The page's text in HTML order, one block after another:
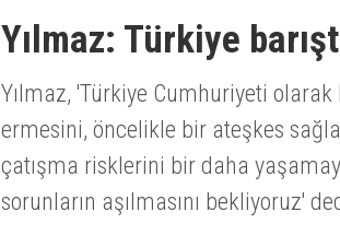
Yılmaz: Türkiye
Yılmaz, 'Türkiye Cumhuriyeti
ermesini, öncelikle bir ateşkes
çatışma risklerini bir daha
sorunların aşılmasını bekliyoruz'